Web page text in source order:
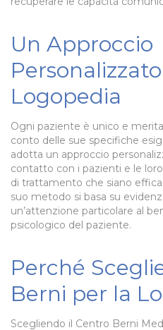
Un Approccio
Logopedia
Ogni paziente è unico e
conto delle sue specifiche
adotta un approccio
contatto con i pazienti e le
di trattamento che siano
suo metodo si basa su
un’attenzione particolare al
psicologico del paziente.
Perché
Berni per la
Scegliendo il Centro Berni